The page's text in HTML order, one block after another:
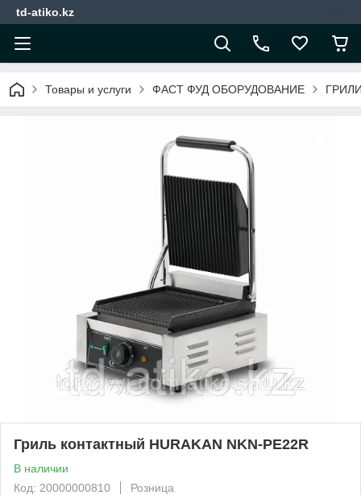
td-atiko.kz
Товары и услуги ФАСТ ФУД ОБОРУДОВАНИЕ
Гриль контактный HURAKAN NKN-PE22R
В наличии
Код: 20000000810
Розница